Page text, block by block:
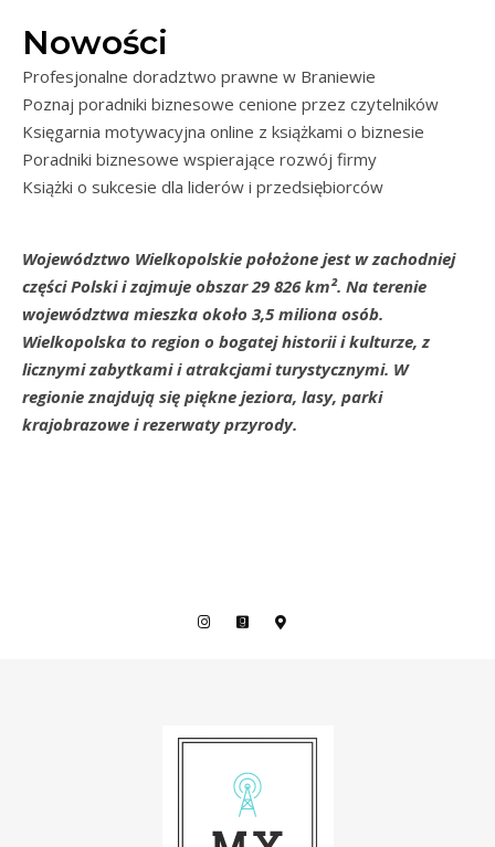
Nowości
Profesjonalne doradztwo prawne w Braniewie
Poznaj poradniki biznesowe cenione przez czytelników
Księgarnia motywacyjna online z książkami o biznesie
Poradniki biznesowe wspierające rozwój firmy
Książki o sukcesie dla liderów i przedsiębiorców
Województwo Wielkopolskie położone jest w zachodniej
części Polski i zajmuje obszar 29 826 km². Na terenie
województwa mieszka około 3,5 miliona osób.
Wielkopolska to region o bogatej historii i kulturze, z
licznymi zabytkami i atrakcjami turystycznymi. W
regionie znajdują się piękne jeziora, lasy, parki
krajobrazowe i rezerwaty przyrody.